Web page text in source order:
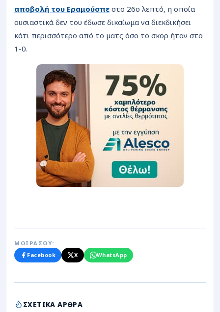
αποβολή του Εραμούσπε στο 26ο λεπτό, η οποία
ουσιαστικά δεν του έδωσε δικαίωμα να διεκδικήσει
κάτι περισσότερο από το ματς όσο το σκορ ήταν στο
1-0.
ΜΟΙΡΑΣΟΥ:
Facebook
X WhatsApp
ΣΧΕΤΙΚΑ ΑΡΘΡΑ